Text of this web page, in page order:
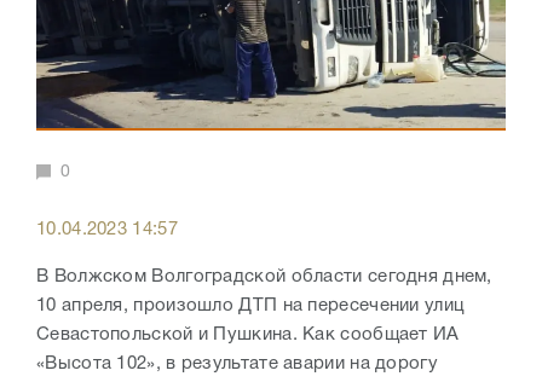
0
10.04.2023 14:57
В Волжском Волгоградской области сегодня днем,
10 апреля, произошло ДТП на пересечении улиц
Севастопольской и Пушкина. Как сообщает ИА
«Высота 102», в результате аварии на дорогу